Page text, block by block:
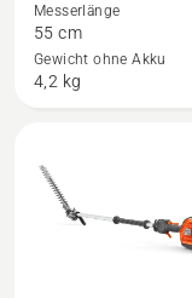
520iHE3
anzeigen,
Produktbewertung
Messerlänge
55 cm
Gewicht ohne Akku
4,2 kg